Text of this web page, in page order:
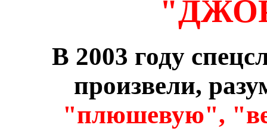
В 2003 году
произвели,
"плюшевую",